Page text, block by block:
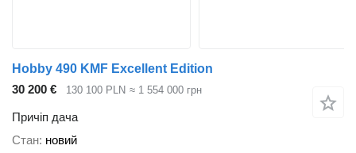
Hobby 490 KMF Excellent Edition
30 200 €
130 100 PLN ≈ 1 554 000 грн
Причіп дача
Стан новий